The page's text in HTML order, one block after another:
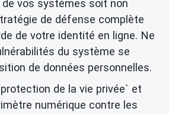
de vos systèmes soit non
de défense complète
de votre identité en ligne. Ne
du système se
de données personnelles.
de la vie privée` et
numérique contre les